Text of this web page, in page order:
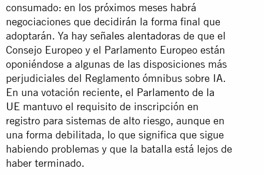
consumado: en los próximos meses habrá
negociaciones que decidirán la forma final que
adoptarán. Ya hay señales alentadoras de que el
Consejo Europeo y el Parlamento Europeo están
oponiéndose a algunas de las disposiciones más
perjudiciales del Reglamento ómnibus sobre IA.
En una votación reciente, el Parlamento de la
UE mantuvo el requisito de inscripción en
registro para sistemas de alto riesgo, aunque en
una forma debilitada, lo que significa que sigue
habiendo problemas y que la batalla está lejos de
haber terminado.